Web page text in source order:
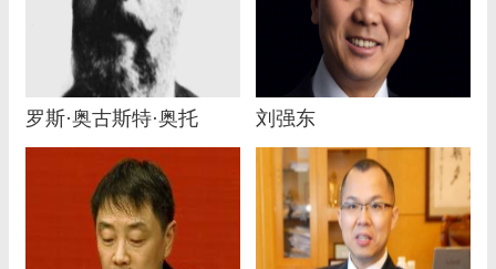
罗斯·奥古斯特·奥托 刘强东